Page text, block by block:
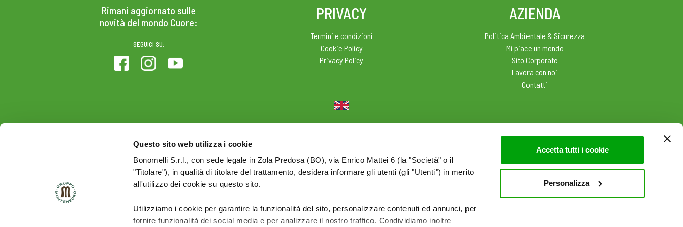
Questo sito web utilizza i cookie
Bonomelli S.r.l., con sede legale in Zola Predosa (BO), via Enrico Mattei 6 (la "Società" o il
"Titolare"), in qualità di titolare del trattamento, desidera informare gli utenti (gli "Utenti") in merito
all'utilizzo dei cookie su questo sito.
Utilizziamo i cookie per garantire la funzionalità del sito, personalizzare contenuti ed annunci, per
fornire funzionalità dei social media e per analizzare il nostro traffico. Condividiamo inoltre
Accetta tutti i cookie
Personalizza
Rimani aggiornato sulle
novità del mondo Cuore:
SEGUICI SU:
PRIVACY
Termini e condizioni
Cookie Policy
Privacy Policy
AZIENDA
Politica Ambientale & Sicurezza
Mi piace un mondo
Sito Corporate
Lavora con noi
Contatti